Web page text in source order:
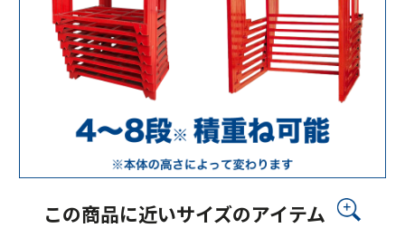
この商品に近いサイズのアイテム